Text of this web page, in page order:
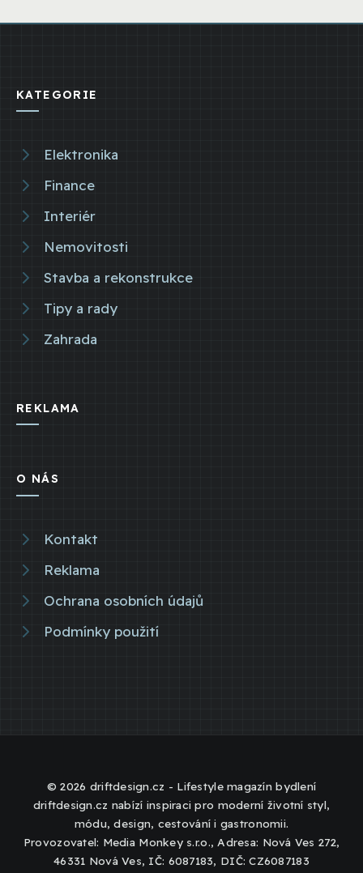
KATEGORIE
Elektronika
Finance
Interiér
Nemovitosti
Stavba a rekonstrukce
Tipy a rady
Zahrada
REKLAMA
O NÁS
Kontakt
Reklama
Ochrana osobních údajů
Podmínky použití
© 2026 driftdesign.cz - Lifestyle magazín bydlení
driftdesign.cz nabízí inspiraci pro moderní životní styl,
módu, design, cestování i gastronomii.
Provozovatel: Media Monkey s.r.o., Adresa: Nová Ves 272,
46331 Nová Ves, IČ: 6087183, DIČ: CZ6087183